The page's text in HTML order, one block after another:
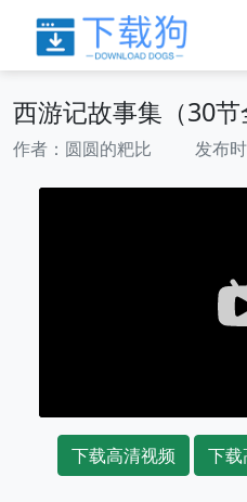
西游记故事集（30节
作者：圆圆的粑比 发布时
下载高清视频 下